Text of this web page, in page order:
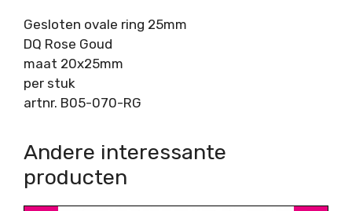
Gesloten ovale ring 25mm
DQ Rose Goud
maat 20x25mm
per stuk
artnr. B05-070-RG
Andere interessante
producten